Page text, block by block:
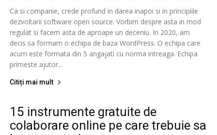
Ca si companie, crede profund in darea inapoi si in principiile
dezvoltarii software open source. Vorbim despre asta in mod
regulat si facem asta de aproape un deceniu. In 2020, am
decis sa formam o echipa de baza WordPress. O echipa care
acum este formata din 5 angajati cu norma intreaga. Echipa
primeste ajutor...
Citiți mai mult
15 instrumente gratuite de
colaborare online pe care trebuie sa